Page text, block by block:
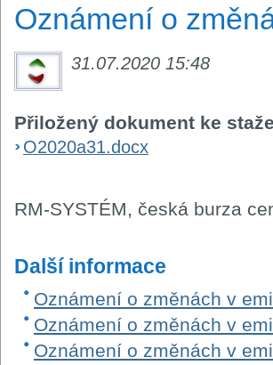
Oznámení o
31.07.2020 15:48
Přiložený dokument ke
O2020a31.docx
RM-SYSTÉM, česká burza
Další informace
Oznámení o změnách v
Oznámení o změnách v
Oznámení o změnách v